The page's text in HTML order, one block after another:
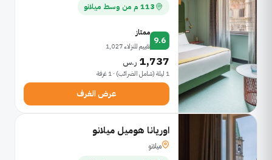
113 م من وسط ميلانو
9.6
ممتاز
تقييم للنزلاء 1,027
1,737 ر.س
1 ليلة (شامل الضرائب) · 1 غرفة
عرض الغرف
اوريانا هوميل ميلانو
ميلانو